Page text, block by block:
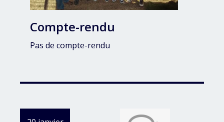
Compte-rendu
Pas de compte-rendu